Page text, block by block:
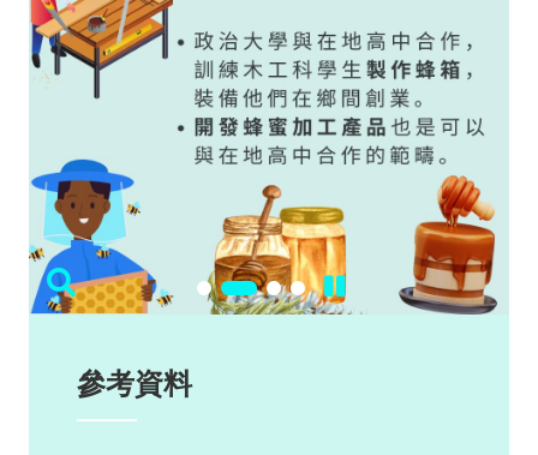
參考資料